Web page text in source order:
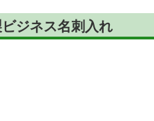
ジネス名刺入れ